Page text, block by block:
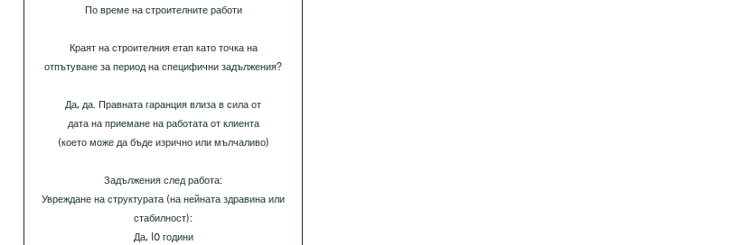
По време на строителните работи
Краят на строителния етап като точка на
отпътуване за период на специфични задължения?
Да, да. Правната гаранция влиза в сила от
дата на приемане на работата от клиента
(което може да бъде изрично или мълчаливо)
Задължения след работа:
Увреждане на структурата (на нейната здравина или
стабилност):
Да, I0 години